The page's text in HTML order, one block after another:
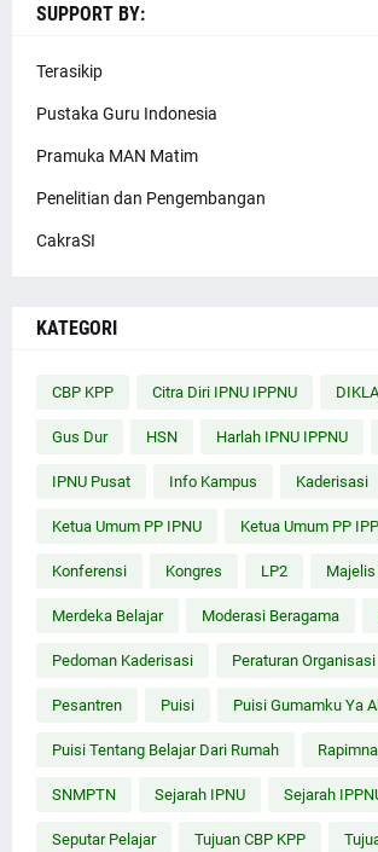
SUPPORT BY:
Terasikip
Pustaka Guru Indonesia
Pramuka MAN Matim
Penelitian dan Pengembangan
CakraSI
KATEGORI
CBP KPP Citra Diri IPNU IPPNU
Gus Dur HSN Harlah IPNU IPPNU
IPNU Pusat Info Kampus Kaderisasi
Ketua Umum PP IPNU Ketua Umum PP
Konferensi Kongres LP2 Majelis
Merdeka Belajar Moderasi Beragama
Pedoman Kaderisasi Peraturan Organisasi
Pesantren Puisi Puisi Gumamku Ya
Puisi Tentang Belajar Dari Rumah
SNMPTN Sejarah IPNU Sejarah
Seputar Pelajar Tujuan CBP KPP